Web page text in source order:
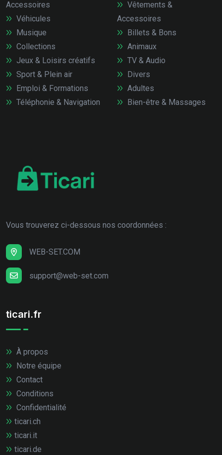
Accessoires
Véhicules
Vêtements &
Accessoires
Musique
Collections
Jeux & Loisirs créatifs
Sport & Plein air
Emploi & Formations
Téléphonie & Navigation
Billets & Bons
Animaux
TV & Audio
Divers
Adultes
Bien-être & Massages
Vous trouverez ci-dessous nos coordonnées :
WEB-SET.COM
support@web-set.com
ticari.fr
À propos
Notre équipe
Contact
Conditions
Confidentialité
ticari.ch
ticari.it
ticari.de